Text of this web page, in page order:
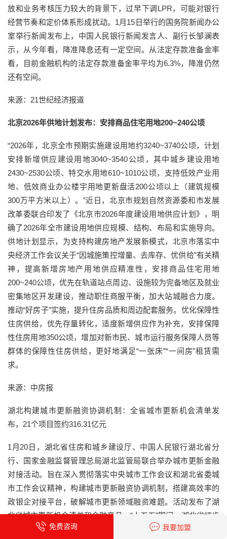
放和业务考核压力较大的背景下，过早下调LPR，可能对银行
经营节奏和定价体系形成扰动。1月15日举行的国务院新闻办公
室举行新闻发布上，中国人民银行新闻发言人、副行长邹澜表
示，从今年看，降准降息还有一定空间。从法定存款准备金率
看，目前金融机构的法定存款准备金率平均为6.3%，降准仍然
还有空间。
来源：21世纪经济报道
北京2026年供地计划发布：安排商品住宅用地200~240公顷
“2026年，北京全市预期实施建设用地约3240~3740公顷，计划
安排新增供应建设用地3040~3540公顷，其中城乡建设用地
2430~2530公顷、特交水用地610~1010公顷，支持低效产业用
地、低效商业办公楼宇用地更新盘活200公顷以上（建筑规模
300万平方米以上）。”近日，北京市规划自然资源委和市发展
改革委联合印发了《北京市2026年度建设用地供应计划》，明
确了2026年全市建设用地供应规模、结构、布局和实施导向。
供地计划显示，为支持构建房地产发展新模式，北京市落实中
央经济工作会议关于“因城施策控增量、去库存、优供给”有关精
神，提高新增房地产用地供应精准性，安排商品住宅用地
200~240公顷，优先在轨道站点周边、设施较为完备地区及就业
密集地区开发建设，推动职住商服平衡，加大站城融合力度。
推动“好房子”实施，提升住房品质和周边配套服务。优化保障性
住房供给，优先存量转化，适度新增供应作为补充，安排保障
性住房用地350公顷，增加对新市民、城市运行服务保障人员等
群体的保障性住房供给，更好地满足“一张床”“一间房”租赁需
求。
来源：中房报
湖北构建城市更新融资协调机制：全省城市更新机会清单发
布，21个项目签约316.31亿元
1月20日，湖北省住房和城乡建设厅、中国人民银行湖北省分
行、国家金融监督管理总局湖北监管局联合举办城市更新金融
对接活动。旨在深入贯彻落实中央城市工作会议和湖北省委城
市工作会议精神，构建城市更新融资协调机制，搭建高效率的
政银企对接平台，破解城市更新领域融资难题。活动发布了湖
北省城市更新机会清单和金融产品。“十五五”期间，湖北省初步
谋划住建领域重大项目投资超8300亿元，城市更新达7000多亿
免费咨询 我要加盟